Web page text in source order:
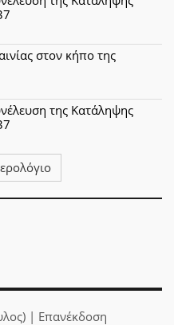
στον κήπο της
της Κατάληψης
| Επανέκδοση